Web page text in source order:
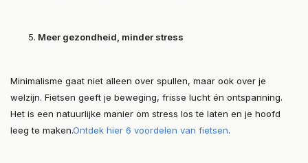
Meer gezondheid, minder stress
Minimalisme gaat niet alleen over spullen, maar ook over je
welzijn. Fietsen geeft je beweging, frisse lucht én ontspanning.
Het is een natuurlijke manier om stress los te laten en je hoofd
leeg te maken.Ontdek hier 6 voordelen van fietsen.